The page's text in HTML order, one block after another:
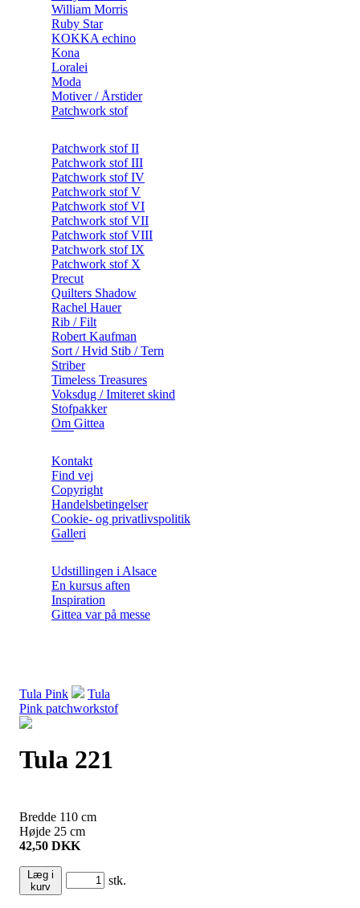
William Morris
Ruby Star
KOKKA echino
Kona
Loralei
Moda
Motiver / Årstider
Patchwork stof
Patchwork stof II
Patchwork stof III
Patchwork stof IV
Patchwork stof V
Patchwork stof VI
Patchwork stof VII
Patchwork stof VIII
Patchwork stof IX
Patchwork stof X
Precut
Quilters Shadow
Rachel Hauer
Rib / Filt
Robert Kaufman
Sort / Hvid Stib / Tern
Striber
Timeless Treasures
Voksdug / Imiteret skind
Stofpakker
Om Gittea
Kontakt
Find vej
Copyright
Handelsbetingelser
Cookie- og privatlivspolitik
Galleri
Udstillingen i Alsace
En kursus aften
Inspiration
Gittea var på messe
Tula Pink
Tula
Pink patchworkstof
Tula 221
Bredde 110 cm
Højde 25 cm
42,50 DKK
Læg i
kurv
stk.